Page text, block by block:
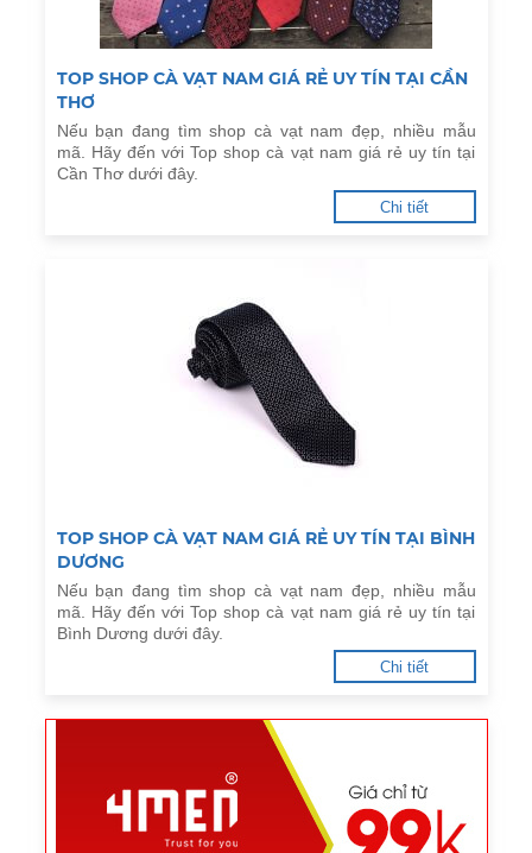
TOP SHOP CÀ VẠT NAM GIÁ RẺ UY TÍN TẠI CẦN
THƠ
Nếu bạn đang tìm shop cà vạt nam đẹp, nhiều mẫu
mã. Hãy đến với Top shop cà vạt nam giá rẻ uy tín tại
Cần Thơ dưới đây.
Chi tiết
TOP SHOP CÀ VẠT NAM GIÁ RẺ UY TÍN TẠI BÌNH
DƯƠNG
Nếu bạn đang tìm shop cà vạt nam đẹp, nhiều mẫu
mã. Hãy đến với Top shop cà vạt nam giá rẻ uy tín tại
Bình Dương dưới đây.
Chi tiết